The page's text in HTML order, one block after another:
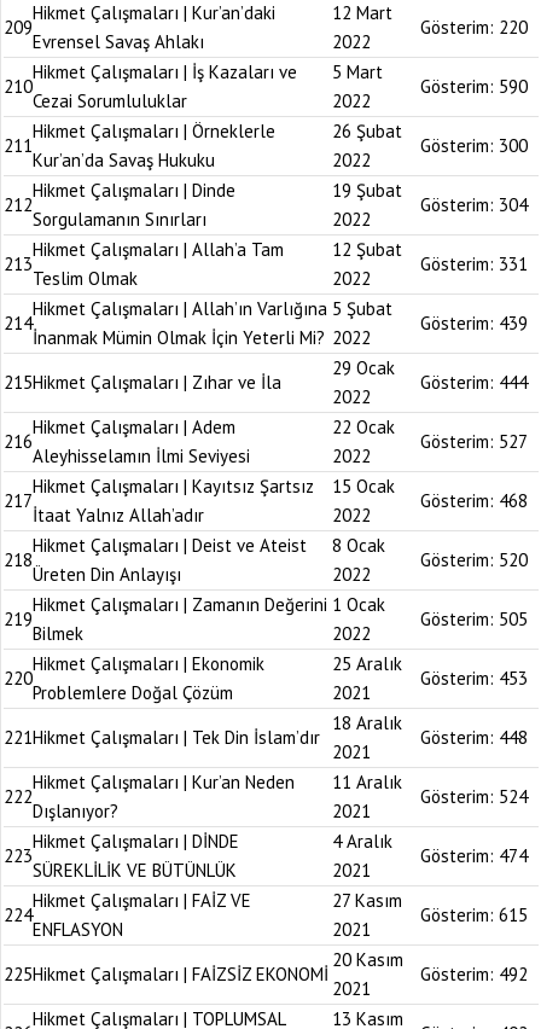
209
Hikmet Çalışmaları | Kur’an’daki
Evrensel Savaş Ahlakı
12 Mart
2022
Gösterim: 220
210
Hikmet Çalışmaları | İş Kazaları ve
Cezai Sorumluluklar
5 Mart
2022
Gösterim: 590
211
Hikmet Çalışmaları | Örneklerle
Kur’an’da Savaş Hukuku
26 Şubat
2022
Gösterim: 300
212
Hikmet Çalışmaları | Dinde
Sorgulamanın Sınırları
19 Şubat
2022
Gösterim: 304
213
Hikmet Çalışmaları | Allah’a Tam
Teslim Olmak
12 Şubat
2022
Gösterim: 331
214
Hikmet Çalışmaları | Allah’ın Varlığına
İnanmak Mümin Olmak İçin Yeterli Mi?
5 Şubat
2022
Gösterim: 439
215Hikmet Çalışmaları | Zıhar ve İla
29 Ocak
2022
Gösterim: 444
216
Hikmet Çalışmaları | Adem
Aleyhisselamın İlmi Seviyesi
22 Ocak
2022
Gösterim: 527
217
Hikmet Çalışmaları | Kayıtsız Şartsız
İtaat Yalnız Allah’adır
15 Ocak
2022
Gösterim: 468
218
Hikmet Çalışmaları | Deist ve Ateist
Üreten Din Anlayışı
8 Ocak
2022
Gösterim: 520
219
Hikmet Çalışmaları | Zamanın Değerini
Bilmek
1 Ocak
2022
Gösterim: 505
220
Hikmet Çalışmaları | Ekonomik
Problemlere Doğal Çözüm
25 Aralık
2021
Gösterim: 453
221Hikmet Çalışmaları | Tek Din İslam’dır
18 Aralık
2021
Gösterim: 448
222
Hikmet Çalışmaları | Kur’an Neden
Dışlanıyor?
11 Aralık
2021
Gösterim: 524
223
Hikmet Çalışmaları | DİNDE
SÜREKLİLİK VE BÜTÜNLÜK
4 Aralık
2021
Gösterim: 474
224
Hikmet Çalışmaları | FAİZ VE
ENFLASYON
27 Kasım
2021
Gösterim: 615
225Hikmet Çalışmaları | FAİZSİZ EKONOMİ
20 Kasım
2021
Gösterim: 492
Hikmet Çalışmaları | TOPLUMSAL
13 Kasım